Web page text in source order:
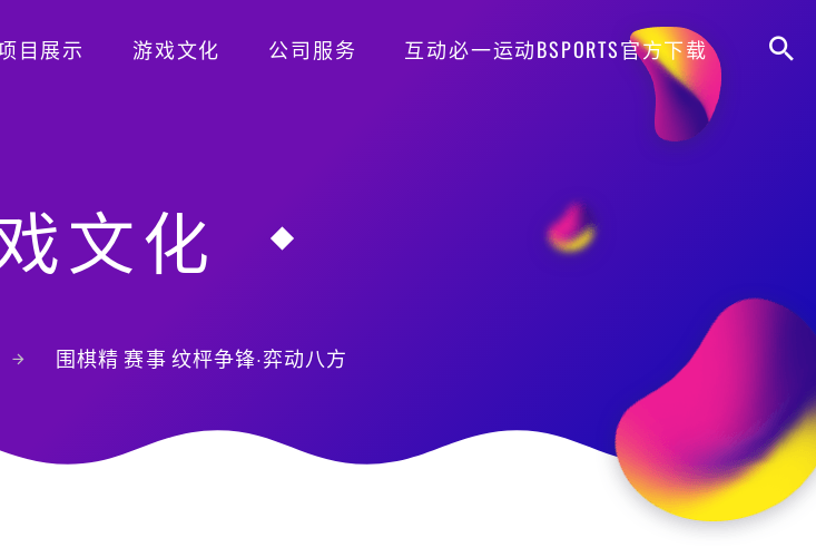
目展示 游戏文化 公司服务 互动必一运动BSPORTS官方下载
文化
围棋精 赛事 纹枰争锋·弈动八方